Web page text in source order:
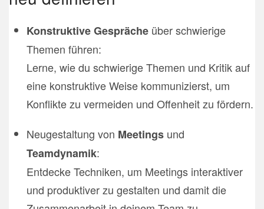
Konstruktive Gespräche über schwierige
Themen führen:
Lerne, wie du schwierige Themen und Kritik auf
eine konstruktive Weise kommunizierst, um
Konflikte zu vermeiden und Offenheit zu fördern.
Neugestaltung von Meetings und
Teamdynamik:
Entdecke Techniken, um Meetings interaktiver
und produktiver zu gestalten und damit die